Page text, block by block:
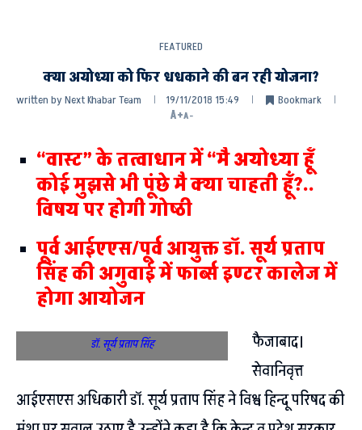
FEATURED
क्या अयोध्या को फिर धधकाने की बन रही योजना?
written byNext Khabar Team 19/11/2018 15:49
Bookmark
A+A-
“वास्ट” के तत्वाधान में “मै अयोध्या हूॅं
कोई मुझसे भी पूंछे मै क्या चाहती हूॅं?..
विषय पर होगी गोष्ठी
पूर्व आईएएस/पूर्व आयुक्त डॉ. सूर्य प्रताप
सिंह की अगुवाई में फार्ब्स इण्टर कालेज में
होगा आयोजन
डॉ. सूर्य प्रताप सिंह
फैजाबाद।
सेवानिवृत्त
आईएसएस अधिकारी डॉ. सूर्य प्रताप सिंह ने विश्व हिन्दू परिषद की